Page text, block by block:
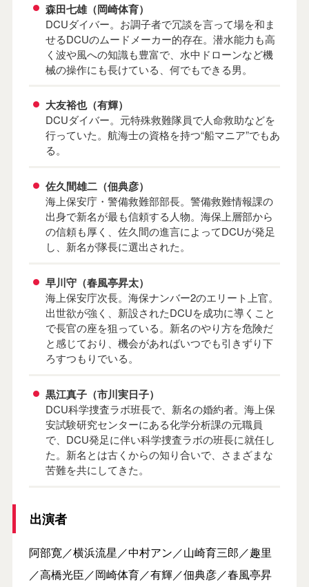
森田七雄（岡崎体育）
DCUダイバー。お調子者で冗談を言って場を和ま
せるDCUのムードメーカー的存在。潜水能力も高
く波や風への知識も豊富で、水中ドローンなど機
械の操作にも長けている、何でもできる男。
大友裕也（有輝）
DCUダイバー。元特殊救難隊員で人命救助などを
行っていた。航海士の資格を持つ“船マニア”でもあ
る。
佐久間雄二（佃典彦）
海上保安庁・警備救難部部長。警備救難情報課の
出身で新名が最も信頼する人物。海保上層部から
の信頼も厚く、佐久間の進言によってDCUが発足
し、新名が隊長に選出された。
早川守（春風亭昇太）
海上保安庁次長。海保ナンバー2のエリート上官。
出世欲が強く、新設されたDCUを成功に導くこと
で長官の座を狙っている。新名のやり方を危険だ
と感じており、機会があればいつでも引きずり下
ろすつもりでいる。
黒江真子（市川実日子）
DCU科学捜査ラボ班長で、新名の婚約者。海上保
安試験研究センターにある化学分析課の元職員
で、DCU発足に伴い科学捜査ラボの班長に就任し
た。新名とは古くからの知り合いで、さまざまな
苦難を共にしてきた。
出演者
阿部寛／横浜流星／中村アン／山崎育三郎／趣里
／高橋光臣／岡崎体育／有輝／佃典彦／春風亭昇